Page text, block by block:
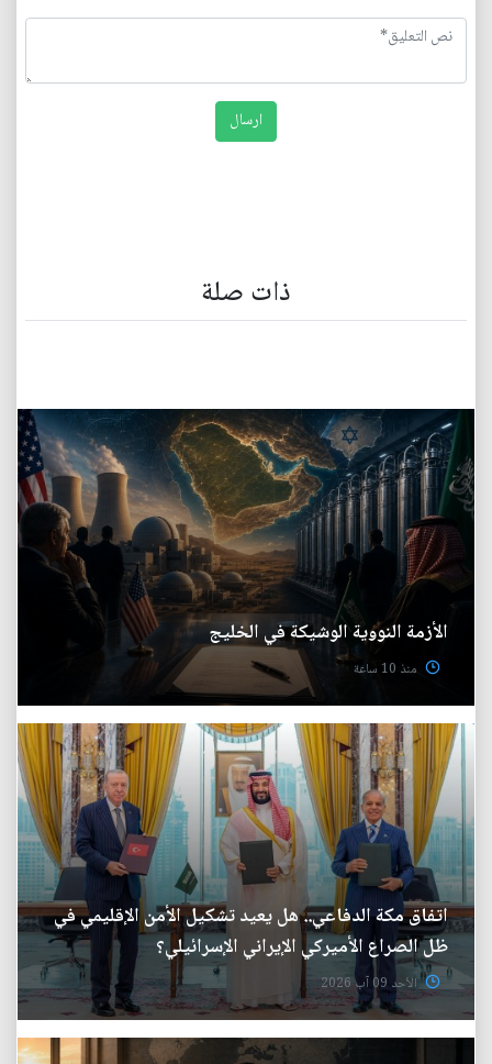
ذات صلة
الأزمة النووية الوشيكة في الخليج
منذ 10 ساعة
اتفاق مكة الدفاعي.. هل يعيد تشكيل الأمن الإقليمي في
ظل الصراع الأميركي الإيراني الإسرائيلي؟
الأحد 09 آب 2026